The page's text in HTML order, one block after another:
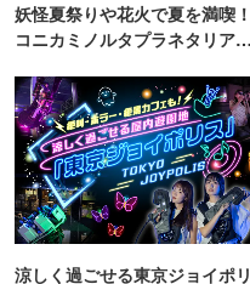
妖怪夏祭りや花火で夏を満喫！
コニカミノルタプラネタリア
涼しく過ごせる東京ジョイポリ